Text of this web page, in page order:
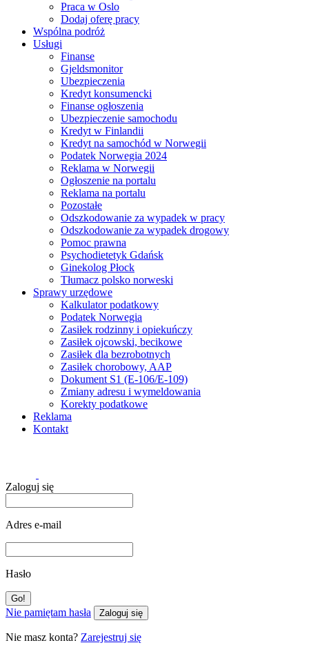
Praca w Oslo
Dodaj oferę pracy
Wspólna podróż
Usługi
Finanse
Gjeldsmonitor
Ubezpieczenia
Kredyt konsumencki
Finanse ogłoszenia
Ubezpieczenie samochodu
Kredyt w Finlandii
Kredyt na samochód w Norwegii
Podatek Norwegia 2024
Reklama w Norwegii
Ogłoszenie na portalu
Reklama na portalu
Pozostałe
Odszkodowanie za wypadek w pracy
Odszkodowanie za wypadek drogowy
Pomoc prawna
Psychodietetyk Gdańsk
Ginekolog Płock
Tłumacz polsko norweski
Sprawy urzędowe
Kalkulator podatkowy
Podatek Norwegia
Zasiłek rodzinny i opiekuńczy
Zasiłek ojcowski, becikowe
Zasiłek dla bezrobotnych
Zasiłek chorobowy, AAP
Dokument S1 (E-106/E-109)
Zmiany adresu i wymeldowania
Korekty podatkowe
Reklama
Kontakt
Zaloguj się
Adres e-mail
Hasło
Nie pamiętam hasła Zaloguj się
Nie masz konta? Zarejestruj się